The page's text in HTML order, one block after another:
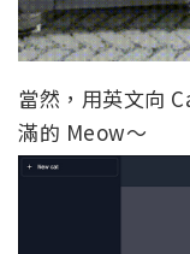
當然，用英文向
滿的 Meow～